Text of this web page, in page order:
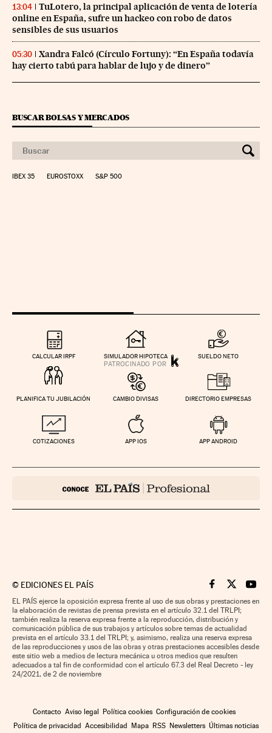
13:04
TuLotero, la principal aplicación de venta de lotería
online en España, sufre un hackeo con robo de datos
sensibles de sus usuarios
05:30
Xandra Falcó (Círculo Fortuny): “En España todavía
hay cierto tabú para hablar de lujo y de dinero”
BUSCAR BOLSAS Y MERCADOS
IBEX 35 EUROSTOXX S&P 500
CALCULAR IRPF SIMULADOR HIPOTECA SUELDO NETO
PLANIFICA TU JUBILACIÓN CAMBIO DIVISAS DIRECTORIO EMPRESAS
COTIZACIONES APP IOS APP ANDROID
© EDICIONES EL PAÍS Cinco Días en
Cinco Días
Cinco
EL PAÍS ejerce la oposición expresa frente al uso de sus obras y prestaciones en
la elaboración de revistas de prensa prevista en el artículo 32.1 del TRLPI;
también realiza la reserva expresa frente a la reproducción, distribución y
comunicación pública de sus trabajos y artículos sobre temas de actualidad
prevista en el artículo 33.1 del TRLPI; y, asimismo, realiza una reserva expresa
de las reproducciones y usos de las obras y otras prestaciones accesibles desde
este sitio web a medios de lectura mecánica u otros medios que resulten
adecuados a tal fin de conformidad con el artículo 67.3 del Real Decreto - ley
24/2021, de 2 de noviembre
Contacto Aviso legal Política cookies Configuración de cookies
Política de privacidad Accesibilidad Mapa RSS Newsletters Últimas noticias